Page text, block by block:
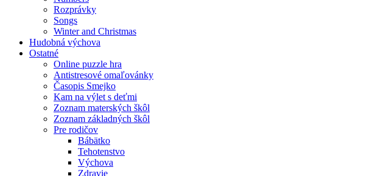
Rozprávky
Songs
Winter and Christmas
Hudobná výchova
Ostatné
Online puzzle hra
Antistresové omaľovánky
Časopis Smejko
Kam na výlet s deťmi
Zoznam materských škôl
Zoznam základných škôl
Pre rodičov
Bábätko
Tehotenstvo
Výchova
Zdravie